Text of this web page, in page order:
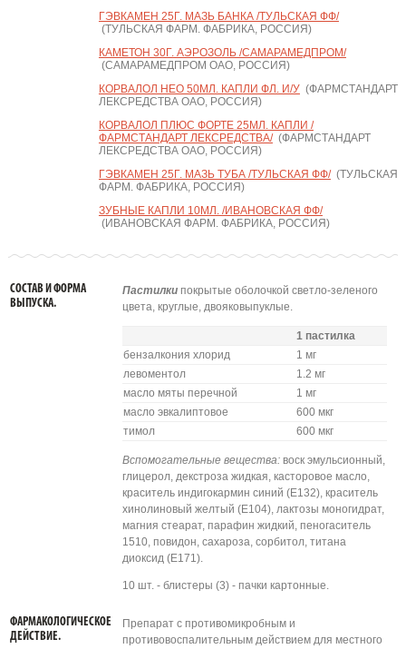
ГЭВКАМЕН 25Г. МАЗЬ БАНКА /ТУЛЬСКАЯ ФФ/
(ТУЛЬСКАЯ ФАРМ. ФАБРИКА, РОССИЯ)
КАМЕТОН 30Г. АЭРОЗОЛЬ /САМАРАМЕДПРОМ/
(САМАРАМЕДПРОМ ОАО, РОССИЯ)
КОРВАЛОЛ НЕО 50МЛ. КАПЛИ ФЛ. И/У(ФАРМСТАНДАРТ
ЛЕКСРЕДСТВА ОАО, РОССИЯ)
КОРВАЛОЛ ПЛЮС ФОРТЕ 25МЛ. КАПЛИ /
ФАРМСТАНДАРТ ЛЕКСРЕДСТВА/(ФАРМСТАНДАРТ
ЛЕКСРЕДСТВА ОАО, РОССИЯ)
ГЭВКАМЕН 25Г. МАЗЬ ТУБА /ТУЛЬСКАЯ ФФ/(ТУЛЬСКАЯ
ФАРМ. ФАБРИКА, РОССИЯ)
ЗУБНЫЕ КАПЛИ 10МЛ. /ИВАНОВСКАЯ ФФ/
(ИВАНОВСКАЯ ФАРМ. ФАБРИКА, РОССИЯ)
СОСТАВ И ФОРМА
ВЫПУСКА.
Пастилкипокрытые оболочкой светло-зеленого
цвета, круглые, двояковыпуклые.
1 пастилка
бензалкония хлорид
1 мг
левоментол
1.2 мг
масло мяты перечной
1 мг
масло эвкалиптовое
600 мкг
тимол
600 мкг
Вспомогательные вещества: воск эмульсионный,
глицерол, декстроза жидкая, касторовое масло,
краситель индигокармин синий (E132), краситель
хинолиновый желтый (Е104), лактозы моногидрат,
магния стеарат, парафин жидкий, пеногаситель
1510, повидон, сахароза, сорбитол, титана
диоксид (Е171).
10 шт. - блистеры (3) - пачки картонные.
ФАРМАКОЛОГИЧЕСКОЕ
ДЕЙСТВИЕ.
Препарат с противомикробным и
противовоспалительным действием для местного